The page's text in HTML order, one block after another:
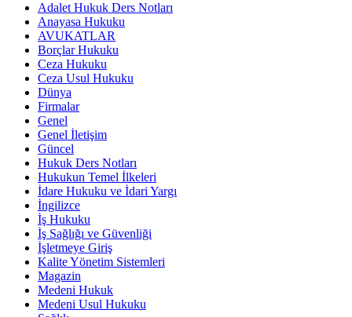
Adalet Hukuk Ders Notları
Anayasa Hukuku
AVUKATLAR
Borçlar Hukuku
Ceza Hukuku
Ceza Usul Hukuku
Dünya
Firmalar
Genel
Genel İletişim
Güncel
Hukuk Ders Notları
Hukukun Temel İlkeleri
İdare Hukuku ve İdari Yargı
İngilizce
İş Hukuku
İş Sağlığı ve Güvenliği
İşletmeye Giriş
Kalite Yönetim Sistemleri
Magazin
Medeni Hukuk
Medeni Usul Hukuku